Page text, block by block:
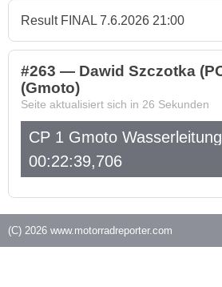
Result FINAL 7.6.2026 21:00
#263 — Dawid Szczotka
(Gmoto)
Seite aktualisiert sich in 26 Sekunden
CP 1 Gmoto Wasserleitung
00:22:39,706
(C) 2026 www.motorradreporter.com